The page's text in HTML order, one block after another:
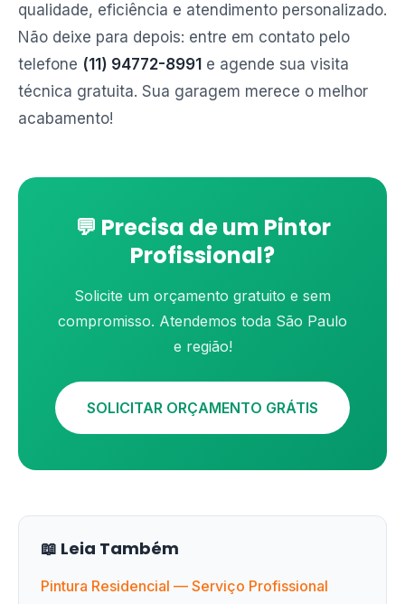
qualidade, eficiência e atendimento personalizado.
Não deixe para depois: entre em contato pelo
telefone (11) 94772-8991 e agende sua visita
técnica gratuita. Sua garagem merece o melhor
acabamento!
💬 Precisa de um Pintor
Profissional?
Solicite um orçamento gratuito e sem
compromisso. Atendemos toda São Paulo
e região!
SOLICITAR ORÇAMENTO GRÁTIS
📖 Leia Também
Pintura Residencial — Serviço Profissional